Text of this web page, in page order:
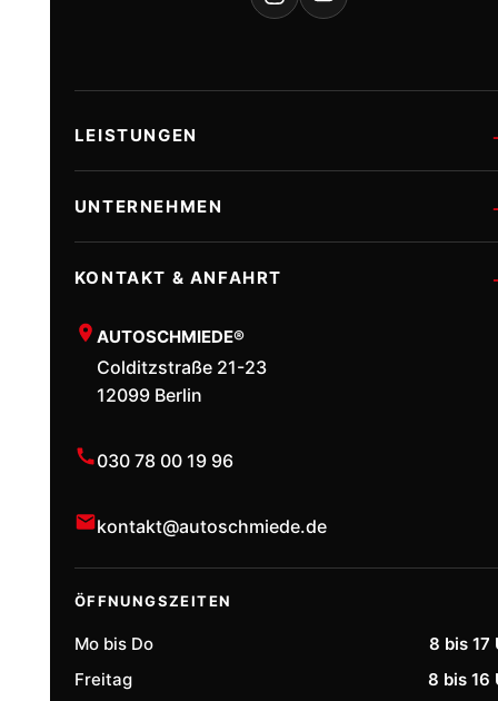
LEISTUNGEN
Mercedes Diagnose
Getriebeölspülung
Fahrzeug-Elektrik
Auto-Alarmanlagen
UNTERNEHMEN
Mercedes Werkstatt Berlin
Porsche Werkstatt Berlin
Unser Team
KONTAKT & ANFAHRT
AUTOSCHMIEDE®
Colditzstraße 21-23
12099 Berlin
030 78 00 19 96
kontakt@autoschmiede.de
ÖFFNUNGSZEITEN
Mo bis Do
8 bis 17
Freitag
8 bis 16